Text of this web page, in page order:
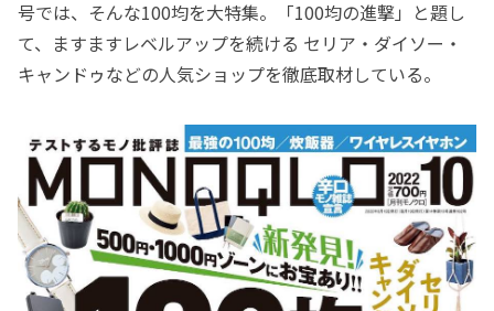
号では、そんな100均を大特集。「100均の進撃」と題し
て、ますますレベルアップを続ける セリア・ダイソー・
キャンドゥなどの人気ショップを徹底取材している。